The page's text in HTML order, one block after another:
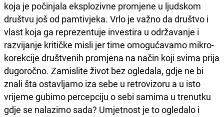
koja je počinjala eksplozivne promjene u ljudskom
društvu još od pamtivjeka. Vrlo je važno da društvo i
vlast koja ga reprezentuje investira u održavanje i
razvijanje kritičke misli jer time omogućavamo mikro-
korekcije društvenih promjena na način koji svima prija
dugoročno. Zamislite život bez ogledala, gdje ne bi
znali šta ostavljamo iza sebe u retrovizoru a u isto
vrijeme gubimo percepciju o sebi samima u trenutku
gdje se nalazimo sada? Umjetnost je to ogledalo i